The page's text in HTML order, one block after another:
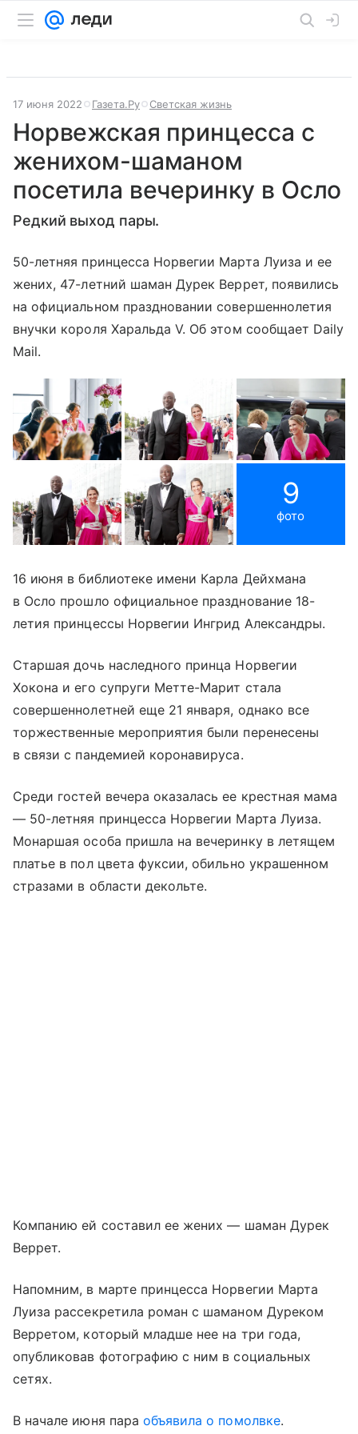
17 июня 2022 Газета.Ру Светская жизнь
Норвежская принцесса с
женихом-шаманом
посетила вечеринку в Осло
Редкий выход пары.
50-летняя принцесса Норвегии Марта Луиза и ее
жених, 47-летний шаман Дурек Веррет, появились
на официальном праздновании совершеннолетия
внучки короля Харальда V. Об этом сообщает Daily
Mail.
9
фото
16 июня в библиотеке имени Карла Дейхмана
в Осло прошло официальное празднование 18-
летия принцессы Норвегии Ингрид Александры.
Старшая дочь наследного принца Норвегии
Хокона и его супруги Метте-Марит стала
совершеннолетней еще 21 января, однако все
торжественные мероприятия были перенесены
в связи с пандемией коронавируса.
Среди гостей вечера оказалась ее крестная мама
— 50-летняя принцесса Норвегии Марта Луиза.
Монаршая особа пришла на вечеринку в летящем
платье в пол цвета фуксии, обильно украшенном
стразами в области декольте.
Компанию ей составил ее жених — шаман Дурек
Веррет.
Напомним, в марте принцесса Норвегии Марта
Луиза рассекретила роман с шаманом Дуреком
Верретом, который младше нее на три года,
опубликовав фотографию с ним в социальных
сетях.
В начале июня пара объявила о помолвке.